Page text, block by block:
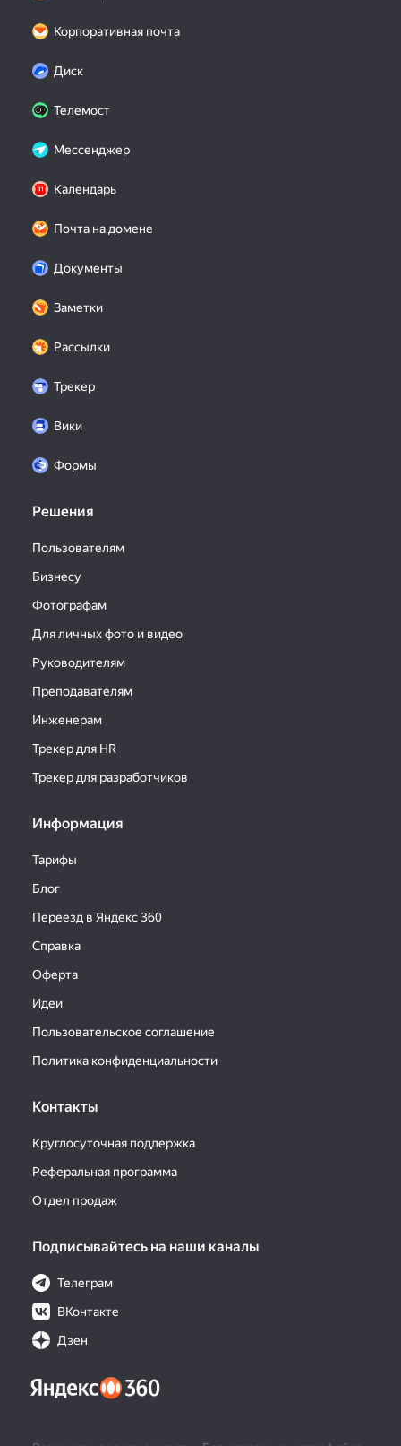
Корпоративная почта
Диск
Телемост
Мессенджер
Календарь
Почта на домене
Документы
Заметки
Рассылки
Трекер
Вики
Формы
Решения
Пользователям
Бизнесу
Фотографам
Для личных фото и видео
Руководителям
Преподавателям
Инженерам
Трекер для HR
Трекер для разработчиков
Информация
Тарифы
Блог
Переезд в Яндекс 360
Справка
Оферта
Идеи
Пользовательское соглашение
Политика конфиденциальности
Контакты
Круглосуточная поддержка
Реферальная программа
Отдел продаж
Подписывайтесь на наши каналы
Телеграм
ВКонтакте
Дзен